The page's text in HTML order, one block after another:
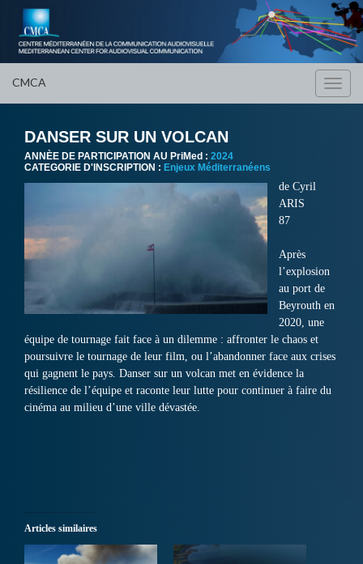
CMCA
DANSER SUR UN VOLCAN
ANNÈE DE PARTICIPATION AU PriMed : 2024
CATEGORIE D'INSCRIPTION : Enjeux Méditerranéens
de Cyril
ARIS
87
Après
l’explosion
au port de
Beyrouth en
2020, une
équipe de tournage fait face à un dilemme : affronter le chaos et
poursuivre le tournage de leur film, ou l’abandonner face aux crises
qui gagnent le pays. Danser sur un volcan met en évidence la
résilience de l’équipe et raconte leur lutte pour continuer à faire du
cinéma au milieu d’une ville dévastée.
Articles similaires